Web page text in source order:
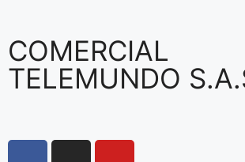
COMERCIAL
TELEMUNDO